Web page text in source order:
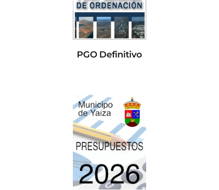
PGO Definitivo